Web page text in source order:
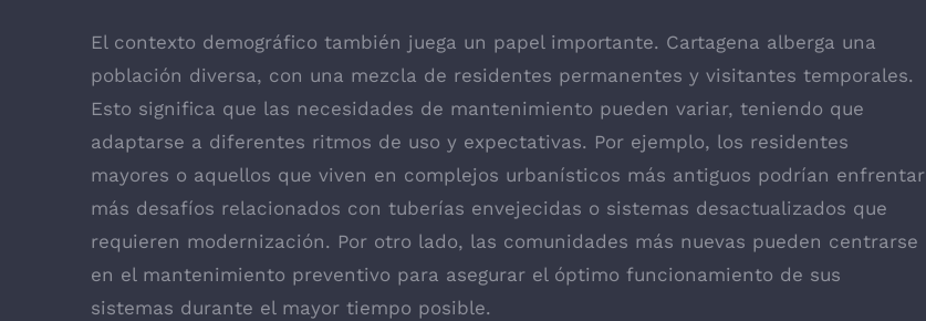
El contexto demográfico también juega un papel importante. Cartagena alberga una
población diversa, con una mezcla de residentes permanentes y visitantes temporales.
Esto significa que las necesidades de mantenimiento pueden variar, teniendo que
adaptarse a diferentes ritmos de uso y expectativas. Por ejemplo, los residentes
mayores o aquellos que viven en complejos urbanísticos más antiguos podrían enfrentar
más desafíos relacionados con tuberías envejecidas o sistemas desactualizados que
requieren modernización. Por otro lado, las comunidades más nuevas pueden centrarse
en el mantenimiento preventivo para asegurar el óptimo funcionamiento de sus
sistemas durante el mayor tiempo posible.